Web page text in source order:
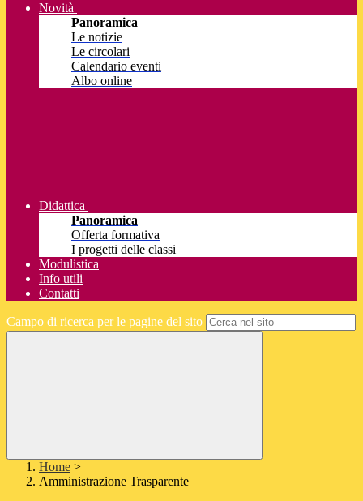
Novità
Panoramica
Le notizie
Le circolari
Calendario eventi
Albo online
Didattica
Panoramica
Offerta formativa
I progetti delle classi
Modulistica
Info utili
Contatti
Campo di ricerca per le pagine del sito
Home >
Amministrazione Trasparente